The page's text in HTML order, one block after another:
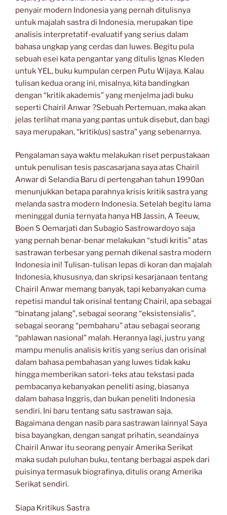
penyair modern Indonesia yang pernah ditulisnya
untuk majalah sastra di Indonesia, merupakan tipe
analisis interpretatif-evaluatif yang serius dalam
bahasa ungkap yang cerdas dan luwes. Begitu pula
sebuah esei kata pengantar yang ditulis Ignas Kleden
untuk YEL, buku kumpulan cerpen Putu Wijaya. Kalau
tulisan kedua orang ini, misalnya, kita bandingkan
dengan “kritik akademis” yang menjelma jadi buku
seperti Chairil Anwar ?Sebuah Pertemuan, maka akan
jelas terlihat mana yang pantas untuk disebut, dan bagi
saya merupakan, “kritik(us) sastra” yang sebenarnya.
Pengalaman saya waktu melakukan riset perpustakaan
untuk penulisan tesis pascasarjana saya atas Chairil
Anwar di Selandia Baru di pertengahan tahun 1990an
menunjukkan betapa parahnya krisis kritik sastra yang
melanda sastra modern Indonesia. Setelah begitu lama
meninggal dunia ternyata hanya HB Jassin, A Teeuw,
Boen S Oemarjati dan Subagio Sastrowardoyo saja
yang pernah benar-benar melakukan “studi kritis” atas
sastrawan terbesar yang pernah dikenal sastra modern
Indonesia ini! Tulisan-tulisan lepas di koran dan majalah
Indonesia, khususnya, dan skripsi kesarjanaan tentang
Chairil Anwar memang banyak, tapi kebanyakan cuma
repetisi mandul tak orisinal tentang Chairil, apa sebagai
“binatang jalang”, sebagai seorang “eksistensialis”,
sebagai seorang “pembaharu” atau sebagai seorang
“pahlawan nasional” malah. Herannya lagi, justru yang
mampu menulis analisis kritis yang serius dan orisinal
dalam bahasa pembahasan yang luwes tidak kaku
hingga memberikan satori-teks atau tekstasi pada
pembacanya kebanyakan peneliti asing, biasanya
dalam bahasa Inggris, dan bukan peneliti Indonesia
sendiri. Ini baru tentang satu sastrawan saja.
Bagaimana dengan nasib para sastrawan lainnya! Saya
bisa bayangkan, dengan sangat prihatin, seandainya
Chairil Anwar itu seorang penyair Amerika Serikat
maka sudah puluhan buku, tentang berbagai aspek dari
puisinya termasuk biografinya, ditulis orang Amerika
Serikat sendiri.
Siapa Kritikus Sastra